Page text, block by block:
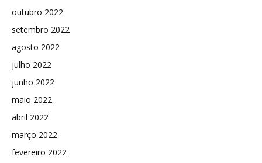
outubro 2022
setembro 2022
agosto 2022
julho 2022
junho 2022
maio 2022
abril 2022
março 2022
fevereiro 2022